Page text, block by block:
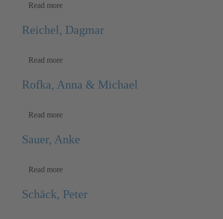
Read more
Reichel, Dagmar
Read more
Rofka, Anna & Michael
Read more
Sauer, Anke
Read more
Schäck, Peter